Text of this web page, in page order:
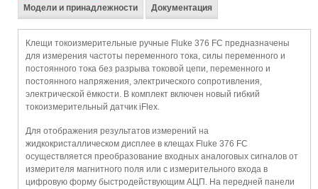
Клещи токоизмерительные ручные Fluke 376 FC предназначены
для измерения частоты переменного тока, силы переменного и
постоянного тока без разрыва токовой цепи, переменного и
постоянного напряжения, электрического сопротивления,
электрической ёмкости. В комплект включен новый гибкий
токоизмерительный датчик iFlex.
Для отображения результатов измерений на
жидкокристаллическом дисплее в клещах Fluke 376 FC
осуществляется преобразование входных аналоговых сигналов от
измерителя магнитного поля или с измерительного входа в
цифровую форму быстродействующим АЦП. На передней панели
Модели и принадлежности Документация